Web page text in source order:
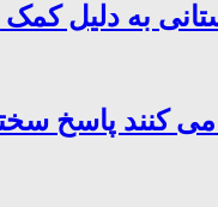
به دلیل کمک
کنند پاسخ